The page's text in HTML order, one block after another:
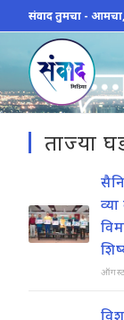
to
content
संवाद तुमचा - आमचा,
ताज्या